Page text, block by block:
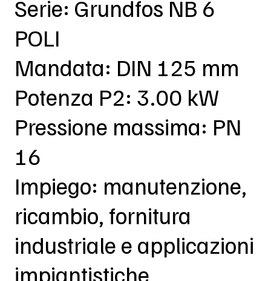
Serie: Grundfos NB 6
POLI
Mandata: DIN 125 mm
Potenza P2: 3.00 kW
Pressione massima: PN
16
Impiego: manutenzione,
ricambio, fornitura
industriale e applicazioni
impiantistiche